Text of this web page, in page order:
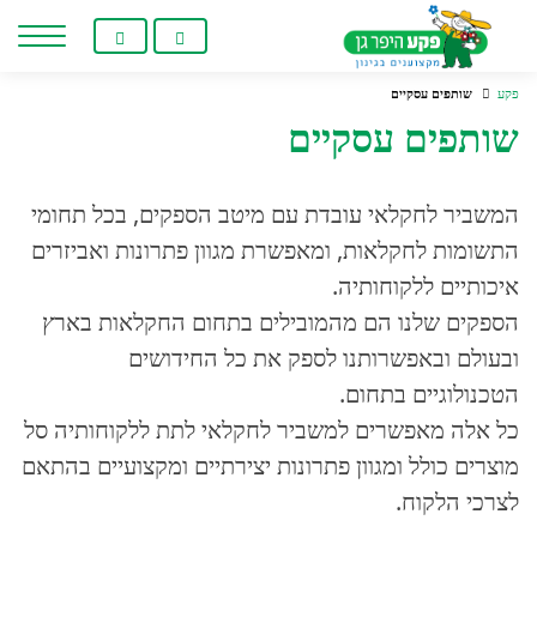
אינטרנט,
לחץ
אנטר
לעבור
לאזור
מרכזי
פקע שותפים עסקיים
שותפים עסקיים
המשביר לחקלאי עובדת עם מיטב הספקים, בכל תחומי
התשומות לחקלאות, ומאפשרת מגוון פתרונות ‏ואביזרים
איכותיים ללקוחותיה. ‏
הספקים שלנו הם מהמובילים בתחום החקלאות בארץ
ובעולם ובאפשרותנו לספק את כל החידושים
‏הטכנולוגיים בתחום. ‏
כל אלה מאפשרים למשביר לחקלאי לתת ללקוחותיה סל
מוצרים כולל ומגוון פתרונות יצירתיים ומקצועיים ‏בהתאם
לצרכי הלקוח.‏